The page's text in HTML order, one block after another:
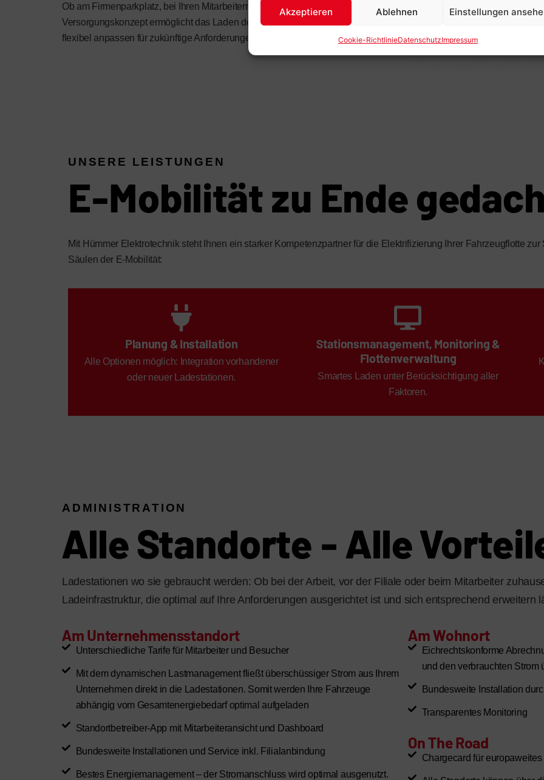
Akzeptieren Ablehnen Einstellungen
Cookie-RichtlinieDatenschutzImpressum
Ob am Firmenparkplatz, bei Ihren Mitarbeitern zu Hause oder unterwegs – unser
Versorgungskonzept ermöglicht das Laden dort, wo es nötig ist, und lässt sich
flexibel anpassen für zukünftige Anforderungen.
UNSERE LEISTUNGEN
E-Mobilität zu Ende
Mit Hümmer Elektrotechnik steht Ihnen ein starker Kompetenzpartner für die Elektrifizierung Ihrer Fahrzeugflotte
Säulen der E-Mobilität:
Planung & Installation
Alle Optionen möglich: Integration vorhandener
oder neuer Ladestationen.
Stationsmanagement, Monitoring &
Flottenverwaltung
Smartes Laden unter Berücksichtigung aller
Faktoren.
ADMINISTRATION
Alle Standorte - Alle
Ladestationen wo sie gebraucht werden: Ob bei der Arbeit, vor der Filiale oder beim Mitarbeiter
Ladeinfrastruktur, die optimal auf Ihre Anforderungen ausgerichtet ist und sich entsprechend erweitern
Am Unternehmensstandort
Unterschiedliche Tarife für Mitarbeiter und Besucher
Mit dem dynamischen Lastmanagement fließt überschüssiger Strom aus Ihrem
Unternehmen direkt in die Ladestationen. Somit werden Ihre Fahrzeuge
abhängig vom Gesamtenergiebedarf optimal aufgeladen
Standortbetreiber-App mit Mitarbeiteransicht und Dashboard
Bundesweite Installationen und Service inkl. Filialanbindung
Bestes Energiemanagement – der Stromanschluss wird optimal ausgenutzt.
Am Wohnort
Eichrechtskonforme
und den verbrauchten
Bundesweite Installation
Transparentes Monitoring
On The Road
Chargecard für